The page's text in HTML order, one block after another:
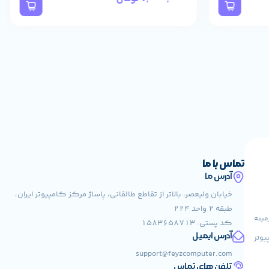
تماس با ما
آدرس ما
خیابان ولیعصر، بالاتر از تقاطع طالقانی، پاساژ مرکز کامپیوتر ایران،
طبقه 2 واحد 224
کد پستی: 1583658713
آدرس ایمیل
support@feyzcomputer.com
تلفن های تماس